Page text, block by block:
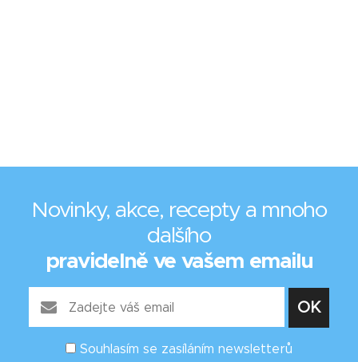
Novinky, akce, recepty a mnoho
dalšího
pravidelně ve vašem emailu
Souhlasím se zasíláním newsletterů